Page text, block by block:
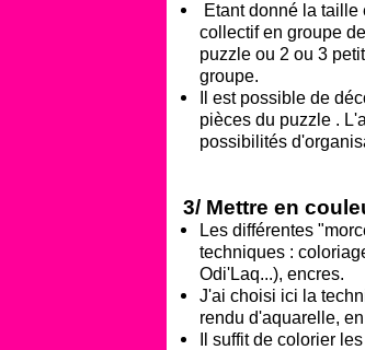
Etant donné la taille
collectif en groupe
puzzle ou 2 ou 3
groupe.
Il est possible de
pièces du puzzle .
possibilités
3/ Mettre en
Les différentes
techniques :
Odi'Laq...), encres.
J'ai choisi ici la
rendu d'aquarelle,
Il suffit de colorier